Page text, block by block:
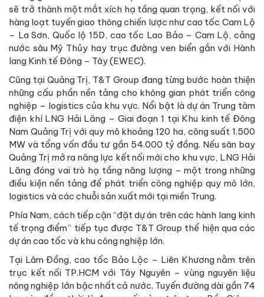
sẽ trở thành một mắt xích hạ tầng quan trọng, kết nối với
hàng loạt tuyến giao thông chiến lược như cao tốc Cam Lộ
– La Sơn, Quốc lộ 15D, cao tốc Lao Bảo – Cam Lộ, cảng
nước sâu Mỹ Thủy hay trục đường ven biển gắn với Hành
lang Kinh tế Đông – Tây (EWEC).
Cũng tại Quảng Trị, T&T Group đang từng bước hoàn thiện
những cấu phần nền tảng cho không gian phát triển công
nghiệp – logistics của khu vực. Nổi bật là dự án Trung tâm
điện khí LNG Hải Lăng – Giai đoạn 1 tại Khu kinh tế Đông
Nam Quảng Trị với quy mô khoảng 120 ha, công suất 1.500
MW và tổng vốn đầu tư gần 54.000 tỷ đồng. Nếu sân bay
Quảng Trị mở ra năng lực kết nối mới cho khu vực, LNG Hải
Lăng đóng vai trò hạ tầng năng lượng – một trong những
điều kiện nền tảng để phát triển công nghiệp quy mô lớn,
logistics và các chuỗi sản xuất mới tại miền Trung.
Phía Nam, cách tiếp cận “đặt dự án trên các hành lang kinh
tế trọng điểm” tiếp tục được T&T Group thể hiện qua các
dự án cao tốc và khu công nghiệp lớn.
Tại Lâm Đồng, cao tốc Bảo Lộc – Liên Khương nằm trên
trục kết nối TP.HCM với Tây Nguyên – vùng nguyên liệu
nông nghiệp lớn bậc nhất cả nước. Tuyến đường dài gần 74